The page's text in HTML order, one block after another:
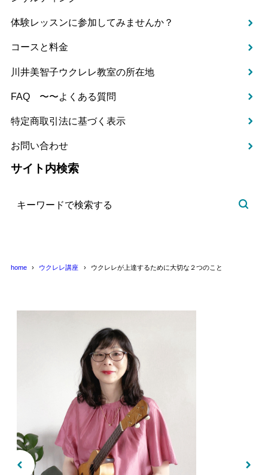
体験レッスンに参加してみませんか？
コースと料金
川井美智子ウクレレ教室の所在地
FAQ 〜〜よくある質問
特定商取引法に基づく表示
お問い合わせ
サイト内検索
home ウクレレ講座 ウクレレが上達するために大切な２つのこと